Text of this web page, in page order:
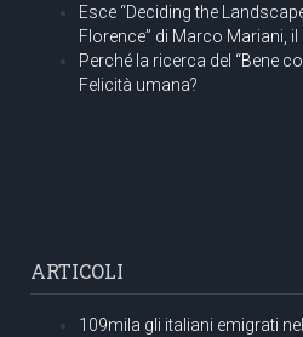
Esce “Deciding the
Florence” di Marco Mariani, il
Perché la ricerca del “Bene
Felicità umana?
ARTICOLI
109mila gli italiani emigrati